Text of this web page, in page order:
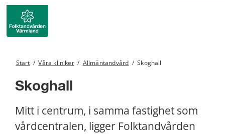
Start / Våra kliniker / Allmäntandvård / Skoghall
Skoghall
Mitt i centrum, i samma fastighet som
vårdcentralen, ligger Folktandvården